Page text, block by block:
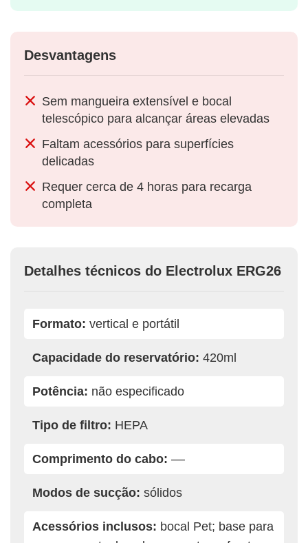
Desvantagens
Sem mangueira extensível e bocal
telescópico para alcançar áreas elevadas
Faltam acessórios para superfícies
delicadas
Requer cerca de 4 horas para recarga
completa
Detalhes técnicos do Electrolux ERG26
Formato: vertical e portátil
Capacidade do reservatório: 420ml
Potência: não especificado
Tipo de filtro: HEPA
Comprimento do cabo: ––
Modos de sucção: sólidos
Acessórios inclusos: bocal Pet; base para